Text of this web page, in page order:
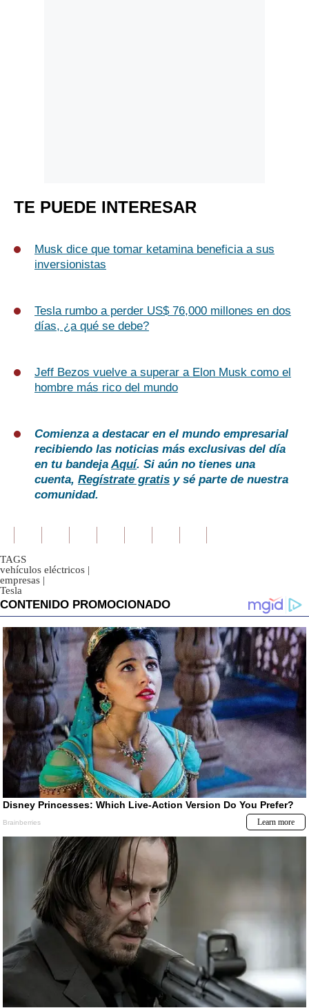
TE PUEDE INTERESAR
Musk dice que tomar ketamina beneficia a sus
inversionistas
Tesla rumbo a perder US$ 76,000 millones en dos
días, ¿a qué se debe?
Jeff Bezos vuelve a superar a Elon Musk como el
hombre más rico del mundo
Comienza a destacar en el mundo empresarial
recibiendo las noticias más exclusivas del día
en tu bandejaAquí. Si aún no tienes una
cuenta, Regístrate gratis y sé parte de nuestra
comunidad.
TAGS
vehículos eléctricos |
empresas |
Tesla